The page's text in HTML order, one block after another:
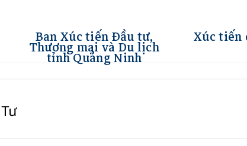
Ban Xúc tiến Đầu tư,
Thương mại và Du lịch
tỉnh Quảng Ninh
Xúc tiến